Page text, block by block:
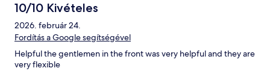
10/10 Kivételes
2026. február 24.
Fordítás a Google segítségével
Helpful the gentlemen in the front was very helpful and they are
very flexible